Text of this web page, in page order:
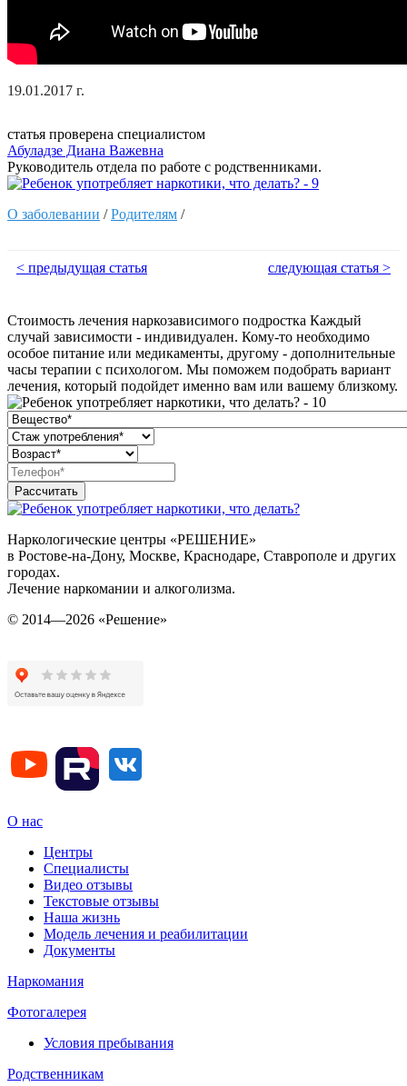
19.01.2017 г.
статья проверена специалистом
Абуладзе Диана Важевна
Руководитель отдела по работе с родственниками.
О заболевании /Родителям /
< предыдущая статья следующая статья >
Стоимость лечения наркозависимого подростка Каждый
случай зависимости - индивидуален. Кому-то необходимо
особое питание или медикаменты, другому - дополнительные
часы терапии с психологом. Мы поможем подобрать вариант
лечения, который подойдет именно вам или вашему близкому.
Рассчитать
Наркологические центры «РЕШЕНИЕ»
в Ростове-на-Дону, Москве, Краснодаре, Ставрополе и других
городах.
Лечение наркомании и алкоголизма.
© 2014—2026 «Решение»
О нас
Центры
Специалисты
Видео отзывы
Текстовые отзывы
Наша жизнь
Модель лечения и реабилитации
Документы
Наркомания
Фотогалерея
Условия пребывания
Родственникам